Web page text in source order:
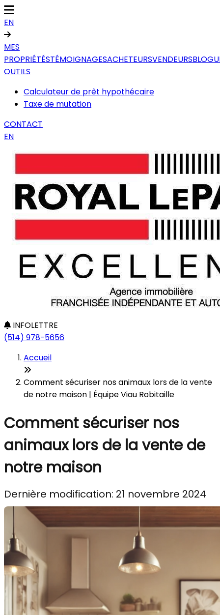
EN
MES
PROPRIÉTÉSTÉMOIGNAGESACHETEURSVENDEURS
OUTILS
Calculateur de prêt hypothécaire
Taxe de mutation
CONTACT
EN
INFOLETTRE
(514) 978-5656
Accueil
Comment sécuriser nos animaux lors de la vente
de notre maison | Équipe Viau Robitaille
Comment sécuriser nos
animaux lors de la vente de
notre maison
Dernière modification: 21 novembre 2024